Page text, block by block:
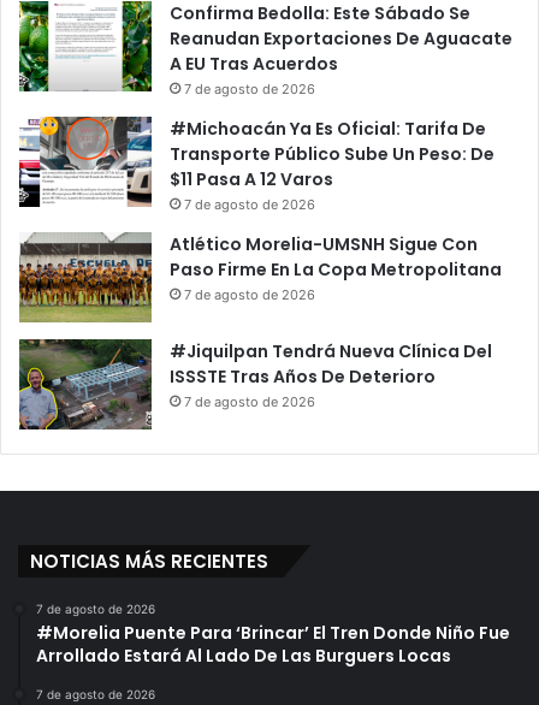
Confirma Bedolla: Este Sábado Se
Reanudan Exportaciones De Aguacate
A EU Tras Acuerdos
7 de agosto de 2026
#Michoacán Ya Es Oficial: Tarifa De
Transporte Público Sube Un Peso: De
$11 Pasa A 12 Varos
7 de agosto de 2026
Atlético Morelia-UMSNH Sigue Con
Paso Firme En La Copa Metropolitana
7 de agosto de 2026
#Jiquilpan Tendrá Nueva Clínica Del
ISSSTE Tras Años De Deterioro
7 de agosto de 2026
NOTICIAS MÁS RECIENTES
7 de agosto de 2026
#Morelia Puente Para ‘Brincar’ El Tren Donde Niño Fue
Arrollado Estará Al Lado De Las Burguers Locas
7 de agosto de 2026